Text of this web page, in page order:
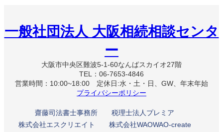
一般社団法人 大阪相続相談センタ
ー
大阪市中央区難波5-1-60なんばスカイオ27階
TEL：06-7653-4846
営業時間：10:00~18:00 定休日:水・土・日、GW、年末年始
プライバシーポリシー
齋藤司法書士事務所
税理士法人プレミア
株式会社エスクリエイト
株式会社WAOWAO-create